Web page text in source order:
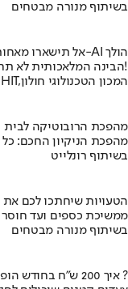
בשיתוף מנורה מבטחים
אל תישארו מאחור – בואו לגלות לאן ה-AI הולך
הבינה המלאכותית לא תחליף אנשים, היא תחליף את מי שלא משתמש בה!
בשיתוף HIT,המכון הטכנולוגי חולון
מהפכת הרובוטיקה לבית
מהפכת הניקיון החכם:
בשיתוף רונלייט
הטעויות שיחתכו לכם
ממשיכת כספים ועד
בשיתוף מנורה מבטחים
איך 200 ש"ח בחודש הופכים ל140 אלף ?